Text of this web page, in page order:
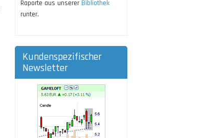
Raporte aus unserer Bibliothek
runter.
Kundenspezifischer
Newsletter